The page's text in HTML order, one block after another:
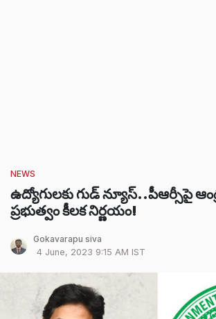
NEWS
ఉద్యోగులకు గుడ్ న్యూస్..పీఆర్సీపై
ప్రభుత్వం కీలక నిర్ణయం!
Gokavarapu siva
4 June, 2023 9:15 AM IST